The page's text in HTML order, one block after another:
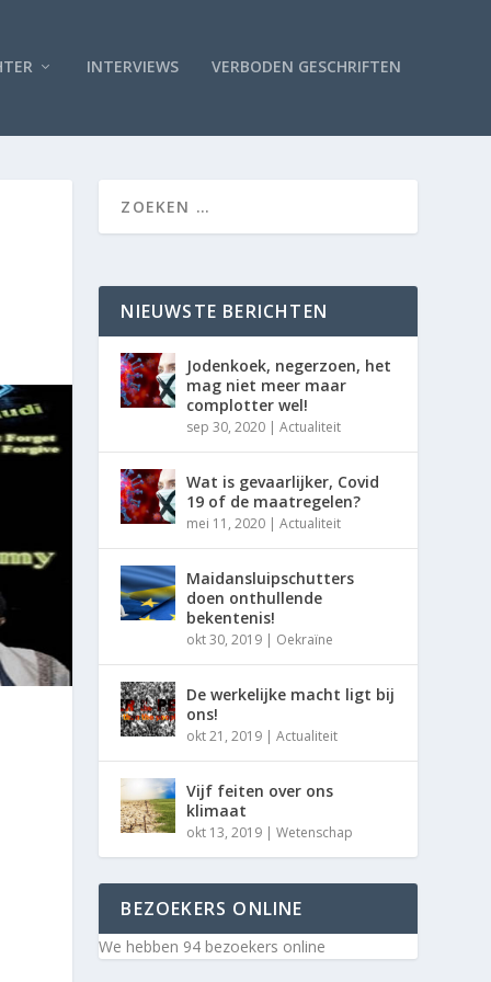
INTERVIEWS VERBODEN GESCHRIFTEN
NIEUWSTE BERICHTEN
Jodenkoek, negerzoen, het
mag niet meer maar
complotter wel!
sep 30, 2020 |Actualiteit
Wat is gevaarlijker, Covid
19 of de maatregelen?
mei 11, 2020 |Actualiteit
Maidansluipschutters
doen onthullende
bekentenis!
okt 30, 2019 | Oekraïne
De werkelijke macht ligt bij
ons!
okt 21, 2019 |Actualiteit
Vijf feiten over ons
klimaat
okt 13, 2019 |Wetenschap
BEZOEKERS ONLINE
We hebben 94 bezoekers online